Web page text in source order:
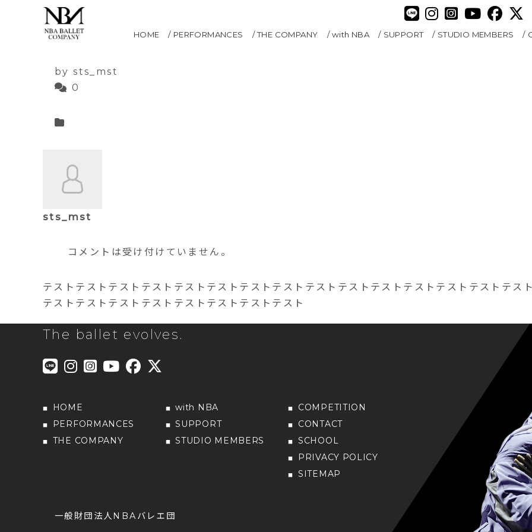
HOME PERFORMANCES THE COMPANY with NBA SUPPORT STUDIO MEMBERS
土橋冬夢
2021.05.12
by sts_mst
0
sts_mst
コメントは受け付けていません。
テストテストテストテストテストテストテストテストテストテストテストテストテストテストテス
テストテストテストテストテストテストテストテスト
The ballet evolves.
HOME
PERFORMANCES
THE COMPANY
with NBA
SUPPORT
STUDIO MEMBERS
COMPETITION
CONTACT
SCHOOL
PRIVACY POLICY
SITEMAP
一般財団法人NBAバレエ団